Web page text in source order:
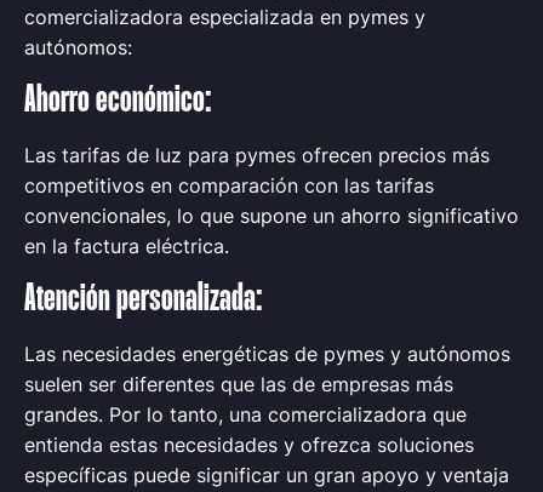
comercializadora especializada en pymes y
autónomos:
Ahorro económico:
Las tarifas de luz para pymes ofrecen precios más
competitivos en comparación con las tarifas
convencionales, lo que supone un ahorro significativo
en la factura eléctrica.
Atención personalizada:
Las necesidades energéticas de pymes y autónomos
suelen ser diferentes que las de empresas más
grandes. Por lo tanto, una comercializadora que
entienda estas necesidades y ofrezca soluciones
específicas puede significar un gran apoyo y ventaja